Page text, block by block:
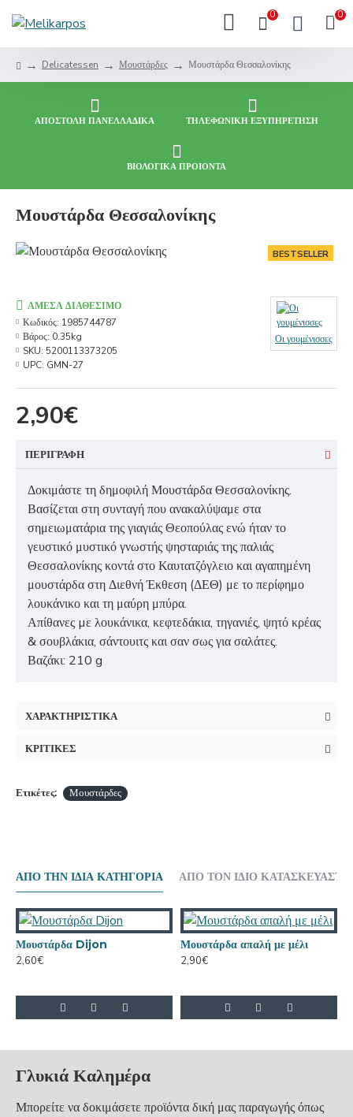
0 0
Delicatessen Μουστάρδες Μουστάρδα Θεσσαλονίκης
ΑΠΟΣΤΟΛΗ ΠΑΝΕΛΛΑΔΙΚΑ ΤΗΛΕΦΩΝΙΚΗ ΕΞΥΠΗΡΕΤΗΣΗ
ΒΙΟΛΟΓΙΚΑ ΠΡΟΙΟΝΤΑ
Μουστάρδα Θεσσαλονίκης
BESTSELLER
2,90€
ΆΜΕΣΑ ΔΙΑΘΈΣΙΜΟ
Κωδικός: 1985744787
Βάρος: 0.35kg
SKU: 5200113373205
UPC: GMN-27
Οι γουμένισσες
ΠΕΡΙΓΡΑΦΗ
Δοκιμάστε τη δημοφιλή Μουστάρδα Θεσσαλονίκης.
Βασίζεται στη συνταγή που ανακαλύψαμε στα
σημειωματάρια της γιαγιάς Θεοπούλας ενώ ήταν το
γευστικό μυστικό γνωστής ψησταριάς της παλιάς
Θεσσαλονίκης κοντά στο Καυτατζόγλειο και αγαπημένη
μουστάρδα στη Διεθνή Έκθεση (ΔΕΘ) με το περίφημο
λουκάνικο και τη μαύρη μπύρα.
Απίθανες µε λουκάνικα, κεφτεδάκια, τηγανιές, ψητό κρέας
& σουβλάκια, σάντουιτς και σαν σως για σαλάτες.
Βαζάκι: 210 g
ΧΑΡΑΚΤΗΡΙΣΤΙΚΑ
ΚΡΙΤΙΚΕΣ
Ετικέτες: Μουστάρδες
ΑΠΟ ΤΗΝ ΙΔΙΑ ΚΑΤΗΓΟΡΙΑ ΑΠΟ ΤΟΝ ΙΔΙΟ ΚΑΤΑΣΚΕΥΑΣΤΗ
Μουστάρδα Dijon
2,60€
Μουστάρδα απαλή με μέλι
2,90€
Γλυκιά Καλημέρα
Μπορείτε να δοκιμάσετε προϊόντα δική μας παραγωγής όπως